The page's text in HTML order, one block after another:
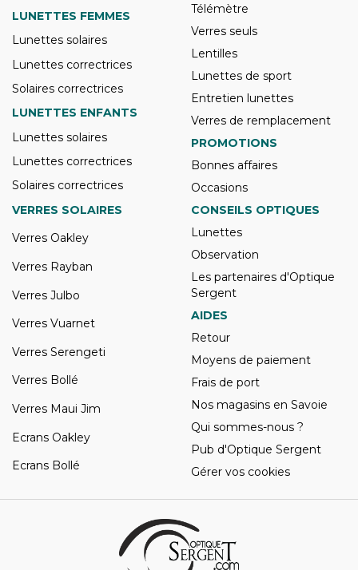
LUNETTES FEMMES
Lunettes solaires
Lunettes correctrices
Solaires correctrices
LUNETTES ENFANTS
Lunettes solaires
Lunettes correctrices
Solaires correctrices
Télémètre
Verres seuls
Lentilles
Lunettes de sport
Entretien lunettes
Verres de remplacement
PROMOTIONS
Bonnes affaires
Occasions
VERRES SOLAIRES
Verres Oakley
Verres Rayban
Verres Julbo
Verres Vuarnet
Verres Serengeti
Verres Bollé
Verres Maui Jim
Ecrans Oakley
Ecrans Bollé
CONSEILS OPTIQUES
Lunettes
Observation
Les partenaires d'Optique
Sergent
AIDES
Retour
Moyens de paiement
Frais de port
Nos magasins en Savoie
Qui sommes-nous ?
Pub d'Optique Sergent
Gérer vos cookies